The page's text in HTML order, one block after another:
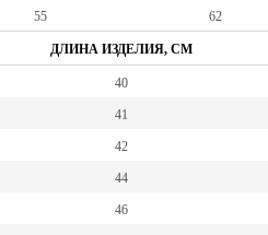
55 62
ДЛИНА ИЗДЕЛИЯ, СМ
40
41
42
44
46